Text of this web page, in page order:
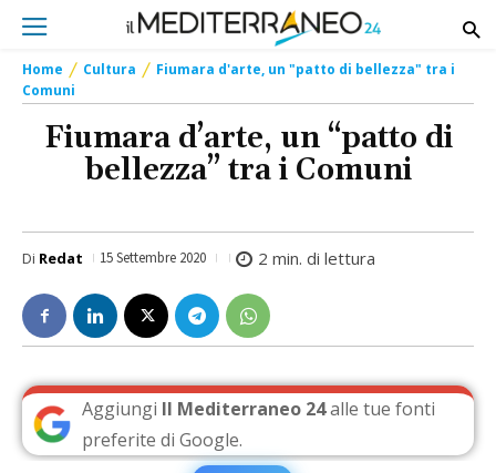
Home Cultura
Fiumara d'arte, un "patto di bellezza" tra i
Comuni
Fiumara d’arte, un “patto di
bellezza” tra i Comuni
Di Redat 15 Settembre 2020 2 min. di lettura
Aggiungi Il Mediterraneo 24alle tue fonti
preferite di Google.